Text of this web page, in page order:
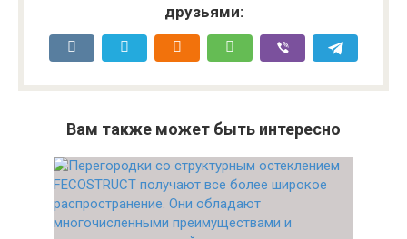
друзьями:
Вам также может быть интересно